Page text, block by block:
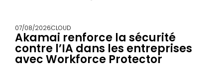
07/08/2026CLOUD
Akamai renforce la sécurité
contre l’IA dans les entreprises
avec Workforce Protector